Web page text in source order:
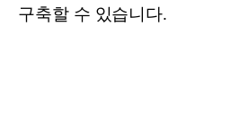
구축할 수 있습니다.